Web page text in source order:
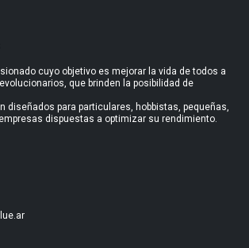
cuyo objetivo es mejorar la vida de todos a
que brinden la posibilidad de
diseñados para particulares, hobbistas, pequeñas,
dispuestas a optimizar su rendimiento.
r